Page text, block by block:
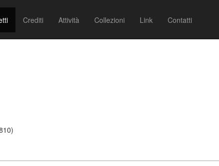
Crediti Attività Collezioni Link Contatti